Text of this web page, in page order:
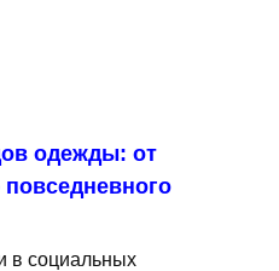
одежды: от
в социальных